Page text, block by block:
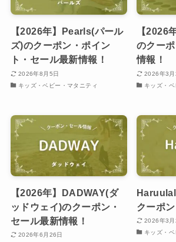
【2026年】Pearls(パール
ズ)のクーポン・ポイン
ト・セール最新情報！
2026年8月5日
キッズ・ベビー・マタニティ
【2026
のクー
情報！
2026年3月
キッズ・
【2026年】DADWAY(ダ
ッドウェイ)のクーポン・
セール最新情報！
2026年6月26日
クーポ
2026年3月
キッズ・